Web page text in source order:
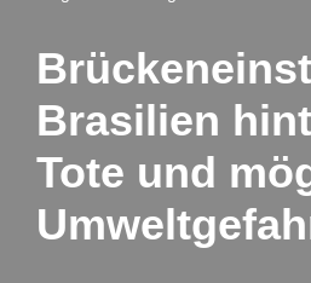
Brasilien
Tote und